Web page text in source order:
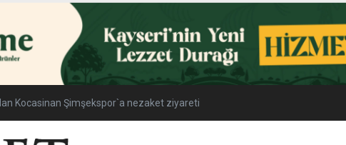
Kocasinan Şimşekspor`a nezaket ziyareti